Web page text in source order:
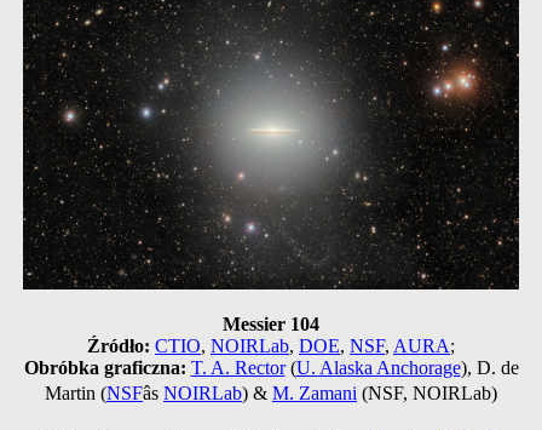
Messier 104
Źródło: CTIO, NOIRLab, DOE, NSF, AURA;
Obróbka graficzna: T. A. Rector(U. Alaska Anchorage), D. de
Martin (NSFâs NOIRLab) & M. Zamani (NSF, NOIRLab)